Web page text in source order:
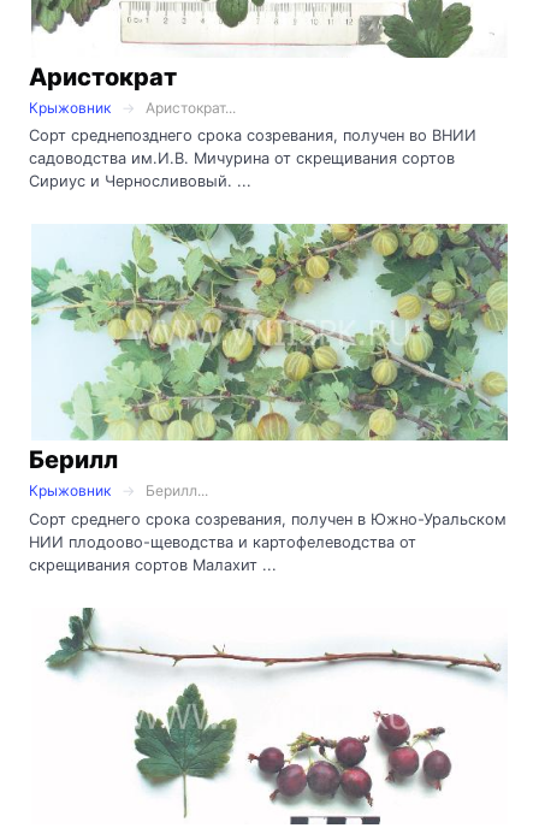
Аристократ
Крыжовник
Аристократ...
Сорт среднепозднего срока созревания, получен во ВНИИ
садоводства им.И.В. Мичурина от скрещивания сортов
Сириус и Черносливовый. ...
Берилл
Крыжовник
Берилл...
Сорт среднего срока созревания, получен в Южно-Уральском
НИИ плодоово-щеводства и картофелеводства от
скрещивания сортов Малахит ...